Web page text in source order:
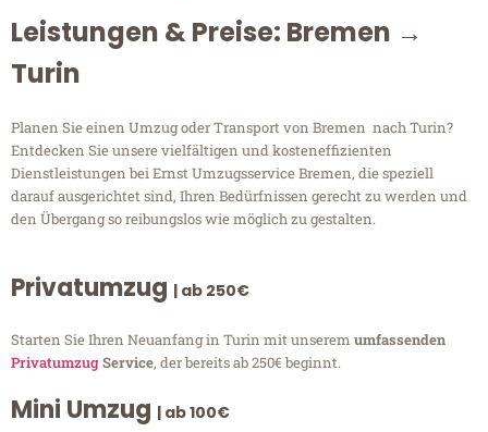
Leistungen & Preise: Bremen →
Turin
Planen Sie einen Umzug oder Transport von Bremen nach Turin?
Entdecken Sie unsere vielfältigen und kosteneffizienten
Dienstleistungen bei Ernst Umzugsservice Bremen, die speziell
darauf ausgerichtet sind, Ihren Bedürfnissen gerecht zu werden und
den Übergang so reibungslos wie möglich zu gestalten.
Privatumzug | ab 250€
Starten Sie Ihren Neuanfang in Turin mit unserem umfassenden
PrivatumzugService, der bereits ab 250€ beginnt.
Mini Umzug | ab 100€